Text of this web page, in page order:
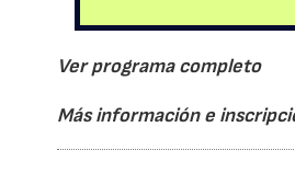
Ver programa completo
Más información e